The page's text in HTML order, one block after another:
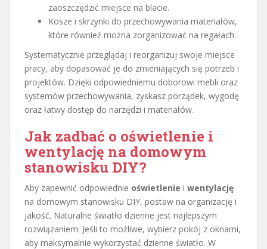
zaoszczędzić miejsce na blacie.
Kosze i skrzynki do przechowywania materiałów,
które również można zorganizować na regałach.
Systematycznie przeglądaj i reorganizuj swoje miejsce
pracy, aby dopasować je do zmieniających się potrzeb i
projektów. Dzięki odpowiedniemu doborowi mebli oraz
systemów przechowywania, zyskasz porządek, wygodę
oraz łatwy dostęp do narzędzi i materiałów.
Jak zadbać o oświetlenie i
wentylację na domowym
stanowisku DIY?
Aby zapewnić odpowiednie oświetlenie i wentylację
na domowym stanowisku DIY, postaw na organizację i
jakość. Naturalne światło dzienne jest najlepszym
rozwiązaniem. Jeśli to możliwe, wybierz pokój z oknami,
aby maksymalnie wykorzystać dzienne światło. W